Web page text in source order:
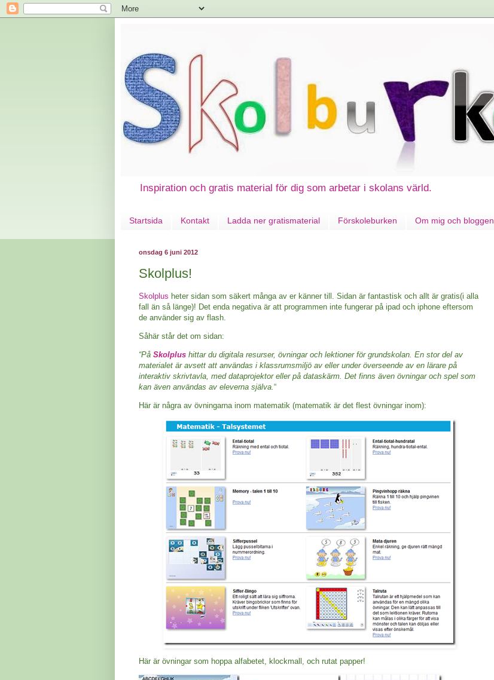
Inspiration och gratis material för dig som arbetar i skolans värld.
Startsida Kontakt Ladda ner gratismaterial Förskoleburken Om mig och bloggen
onsdag 6 juni 2012
Skolplus!
Skolplus heter sidan som säkert många av er känner till. Sidan är fantastisk och allt är gratis(i alla
fall än så länge)! Det enda negativa är att programmen inte fungerar på ipad och iphone eftersom
de använder sig av flash.
Såhär står det om sidan:
“På Skolplus hittar du digitala resurser, övningar och lektioner för grundskolan. En stor del av
materialet är avsett att användas i klassrumsmiljö av eller under överseende av en lärare på
interaktiv skrivtavla, med dataprojektor eller på dataskärm. Det finns även övningar och spel som
kan även användas av eleverna själva.“
Här är några av övningarna inom matematik (matematik är det flest övningar inom):
Här är övningar som hoppa alfabetet, klockmall, och rutat papper!